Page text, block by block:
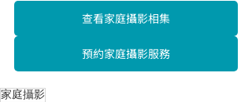
查看家庭攝影相集
預約家庭攝影服務
家庭攝影